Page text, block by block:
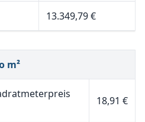
13.349,79 €
m²
18,91 €